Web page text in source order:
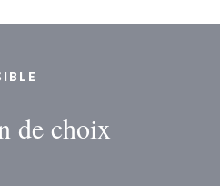
de choix